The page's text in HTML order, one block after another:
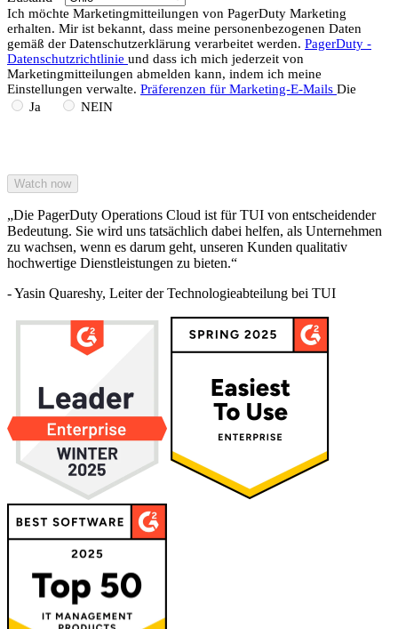
Ich möchte Marketingmitteilungen von PagerDuty Marketing
erhalten. Mir ist bekannt, dass meine personenbezogenen Daten
gemäß der Datenschutzerklärung verarbeitet werden. PagerDuty -
Datenschutzrichtlinie und dass ich mich jederzeit von
Marketingmitteilungen abmelden kann, indem ich meine
Einstellungen verwalte. Präferenzen für Marketing-E-Mails Die
Ja
NEIN
„Die PagerDuty Operations Cloud ist für TUI von entscheidender
Bedeutung. Sie wird uns tatsächlich dabei helfen, als Unternehmen
zu wachsen, wenn es darum geht, unseren Kunden qualitativ
hochwertige Dienstleistungen zu bieten.“
- Yasin Quareshy, Leiter der Technologieabteilung bei TUI